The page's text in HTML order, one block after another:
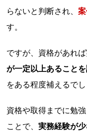
らないと判断され、
す。
ですが、資格があれ
が一定以上あること
をある程度補えるでし
資格や取得までに勉
ことで、実務経験が